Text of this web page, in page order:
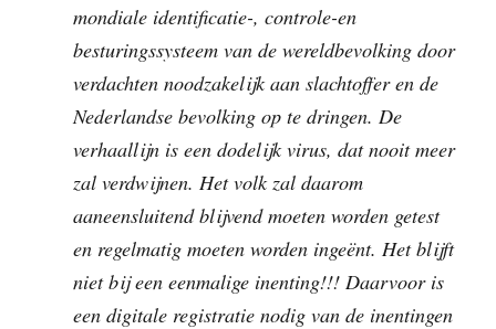
mondiale identificatie-, controle-en
besturingssysteem van de wereldbevolking door
verdachten noodzakelijk aan slachtoffer en de
Nederlandse bevolking op te dringen. De
verhaallijn is een dodelijk virus, dat nooit meer
zal verdwijnen. Het volk zal daarom
aaneensluitend blijvend moeten worden getest
en regelmatig moeten worden ingeënt. Het blijft
niet bij een eenmalige inenting!!! Daarvoor is
een digitale registratie nodig van de inentingen